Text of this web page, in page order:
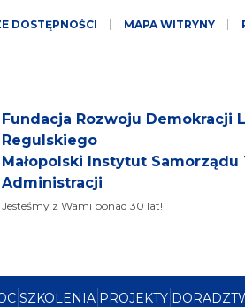
DOSTĘPNOŚCI
ALT 2
ALT 3
ALT 4
MAPA WITRYNY
Fundacja Rozwoju Demokracji
Regulskiego
Małopolski Instytut
Administracji
Jesteśmy z Wami ponad 30 lat!
SZKOLENIA PROJEKTY